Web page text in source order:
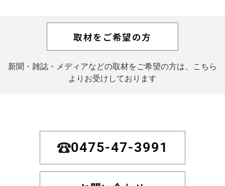
取材をご希望の方
新聞・雑誌・メディアなどの取材をご希望の方は、こちら
よりお受けしております
0475-47-3991